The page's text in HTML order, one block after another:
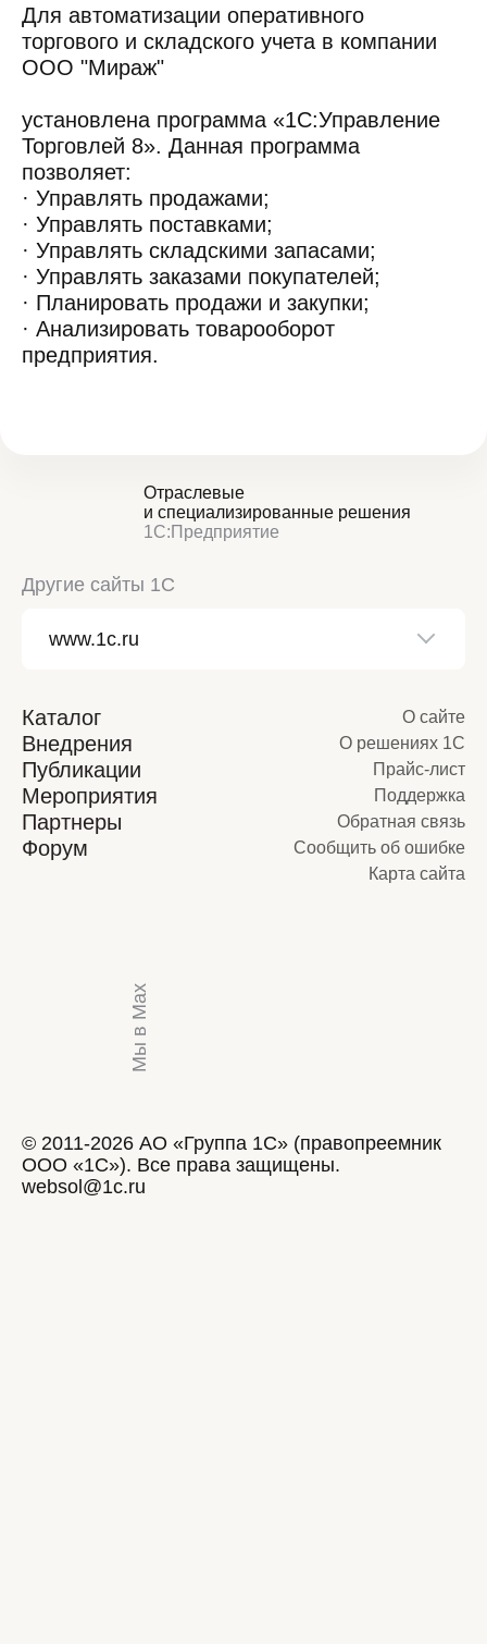
Для автоматизации оперативного
торгового и складского учета в компании
ООО "Мираж"
установлена программа «1С:Управление
Торговлей 8». Данная программа
позволяет:
· Управлять продажами;
· Управлять поставками;
· Управлять складскими запасами;
· Управлять заказами покупателей;
· Планировать продажи и закупки;
· Анализировать товарооборот
предприятия.
Отраслевые
и специализированные решения
1С:Предприятие
Другие сайты 1С
Каталог
Внедрения
Публикации
Мероприятия
Партнеры
Форум
О сайте
О решениях 1С
Прайс-лист
Поддержка
Обратная связь
Сообщить об ошибке
Карта сайта
Мы в Max
© 2011-2026 АО «Группа 1С» (правопреемник
ООО «1С»). Все права защищены.
websol@1c.ru